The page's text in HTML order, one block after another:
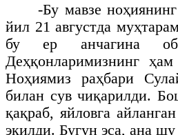
-Бу мавзе
йил 21 августда
бу ер анчагина
Деҳқонларимизнинг
Ноҳиямиз раҳбари
билан сув чиқарилди.
қақраб, яйловга
экилди. Бугун эса, ана